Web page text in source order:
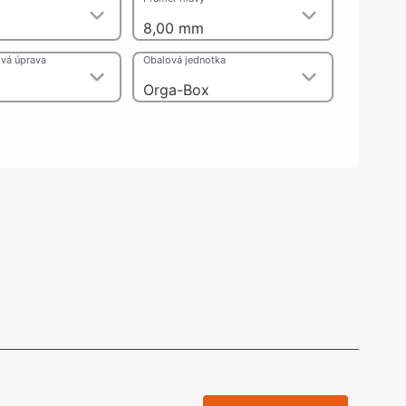
nohy, Nábytkové nohy a
nastavení
kování
kluzáky a kolečka
8,00 mm
úprava
Orga-Box
Obalová jednotka